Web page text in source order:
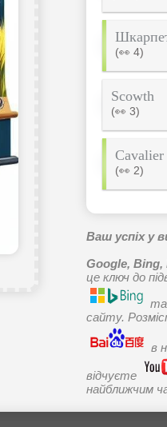
(👀 4)
Scowth
(👀 3)
Cavalier
(👀 2)
Ваш успіх у
Google, Bing,
це ключ до
та
сайту.
в
відчуєте
найближчим